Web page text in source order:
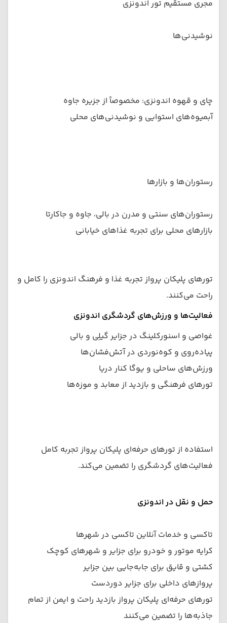
مجری مستقیم تور اندونزی
نوشیدنی‌ها
چای و قهوه اندونزی: مخصوصاً از جزیره جاوه
آبمیوه‌های استوایی و نوشیدنی‌های محلی
رستوران‌ها و بازارها
رستوران‌های سنتی و مدرن در بالی، جاوه و جاکارتا
بازارهای محلی برای تجربه غذاهای خیابانی
تورهای پلیکان پرواز تجربه غذا و فرهنگ اندونزی را کامل و
راحت می‌کنند.
فعالیت‌ها و ورزش‌های گردشگری اندونزی
غواصی و اسنورکلینگ در جزایر گیلِی و بالی
پیاده‌روی و کوه‌نوردی در آتش‌فشان‌ها
ورزش‌های ساحلی و یوگا کنار دریا
تورهای فرهنگی و بازدید از معابد و موزه‌ها
استفاده از تورهای حرفه‌ای پلیکان پرواز تجربه کامل
فعالیت‌های گردشگری را تضمین می‌کند.
حمل و نقل در اندونزی
تاکسی و خدمات آنلاین تاکسی در شهرها
کرایه موتور و خودرو برای جزایر و شهرهای کوچک
کشتی و قایق برای جابه‌جایی بین جزایر
پروازهای داخلی برای جزایر دوردست
تورهای حرفه‌ای پلیکان پرواز بازدید راحت و ایمن از تمام
جاذبه‌ها را تضمین می‌کنند